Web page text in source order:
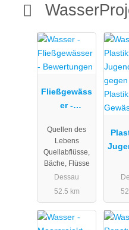
Fließgewäss
er -
n
Quellen des
Lebens
Quellabflüsse,
Bäche, Flüsse
Dessau
52.5 km